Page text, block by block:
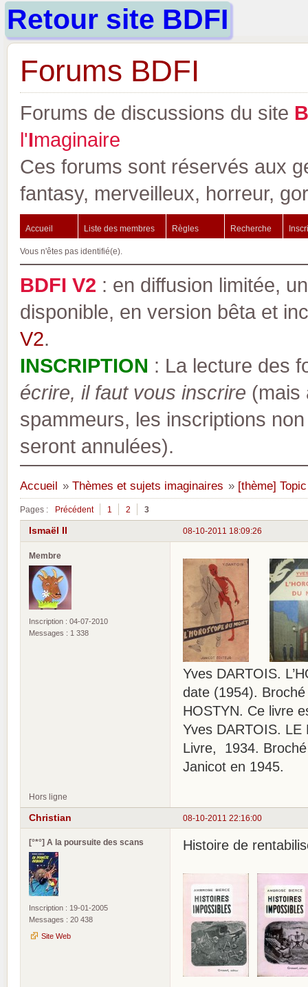
Retour site BDFI
Forums BDFI
Forums de discussions du site B
l'Imaginaire
Ces forums sont réservés aux
fantasy, merveilleux, horreur,
Accueil Liste des membres Règles Recherche
Vous n'êtes pas identifié(e).
BDFI V2 : en diffusion limitée,
disponible, en version bêta et
V2.
INSCRIPTION : La lecture des
écrire, il faut vous inscrire (mais
spammeurs, les inscriptions
seront annulées).
Accueil » Thèmes et sujets imaginaires » [thème]
Pages : Précédent 1 2 3
08-10-2011 18:09:26
Ismaël II
Membre
Inscription : 04-07-2010
Messages : 1 338
Yves DARTOIS.
date (1954).
HOSTYN. Ce livre
Yves DARTOIS. LE
Livre, 1934.
Janicot en 1945.
Hors ligne
08-10-2011 22:16:00
Christian
[°*°] A la poursuite des scans
Inscription : 19-01-2005
Messages : 20 438
Site Web
Histoire de